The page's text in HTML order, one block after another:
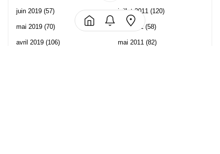
juin 2019 (57)
mai 2019 (70)
avril 2019 (106)
juillet 2011 (120)
juin 2011(58)
mai 2011 (82)